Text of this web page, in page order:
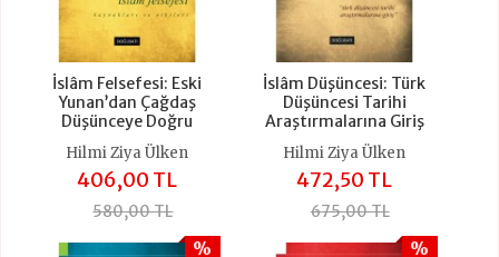
İslâm Felsefesi: Eski
Yunan’dan Çağdaş
Düşünceye Doğru
Hilmi Ziya Ülken
406,00 TL
580,00 TL
İslâm Düşüncesi: Türk
Düşüncesi Tarihi
Araştırmalarına Giriş
Hilmi Ziya Ülken
472,50 TL
675,00 TL
% %